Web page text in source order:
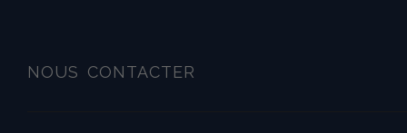
NOUS CONTACTER